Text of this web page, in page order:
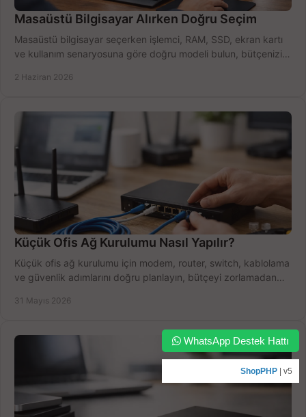
Masaüstü Bilgisayar Alırken Doğru Seçim
Masaüstü bilgisayar seçerken işlemci, RAM, SSD, ekran kartı
ve kullanım senaryosuna göre doğru modeli bulun, bütçenizi
2 Haziran 2026
Küçük Ofis Ağ Kurulumu Nasıl Yapılır?
Küçük ofis ağ kurulumu için modem, router, switch, kablolama
ve güvenlik adımlarını doğru planlayın, bütçeyi zorlamadan
31 Mayıs 2026
WhatsApp Destek Hattı
ShopPHP | v5